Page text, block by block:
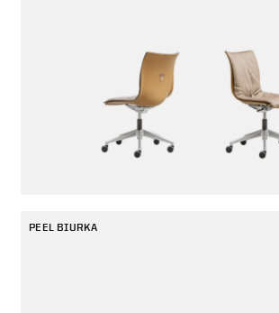
PEEL BIURKA